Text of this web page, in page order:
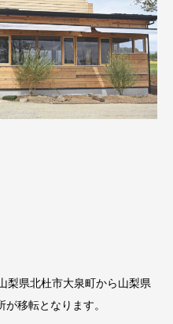
梨県北杜市大泉町から山梨県
移転となります。